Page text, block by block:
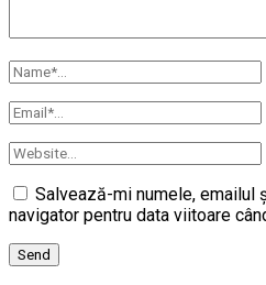
Salvează-mi numele, emailul
navigator pentru data viitoare